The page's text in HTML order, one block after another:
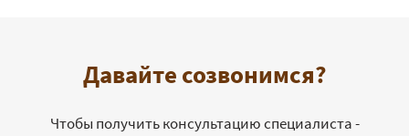
Давайте созвонимся?
Чтобы получить консультацию специалиста -